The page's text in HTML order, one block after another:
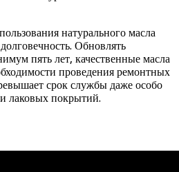
натурального масла
Обновлять
пять лет, качественные масла
проведения ремонтных
срок службы даже особо
лаковых покрытий.